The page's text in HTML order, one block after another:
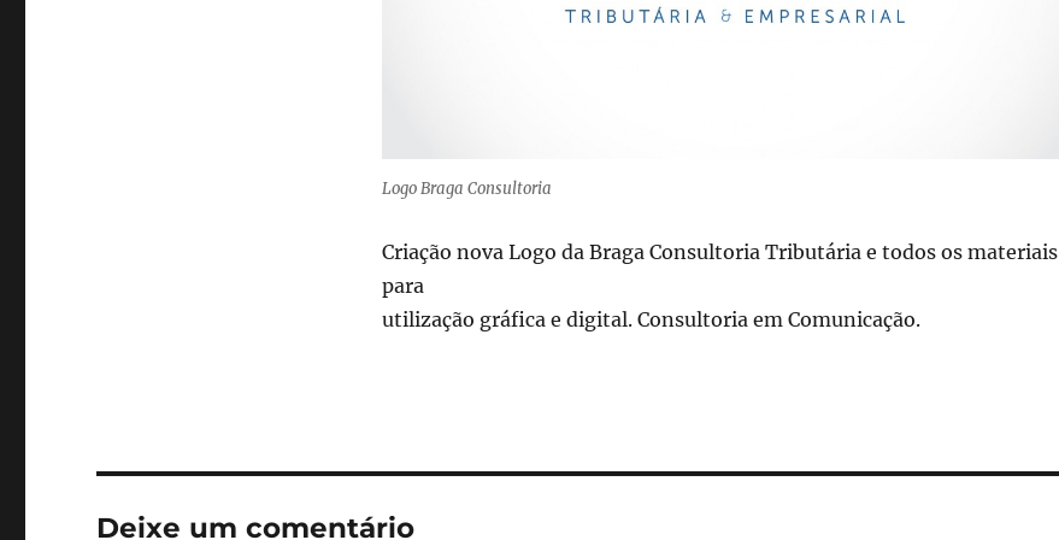
Logo Braga Consultoria
Criação nova Logo da Braga Consultoria Tributária e todos os materiais
para
utilização gráfica e digital. Consultoria em Comunicação.
Deixe um comentário